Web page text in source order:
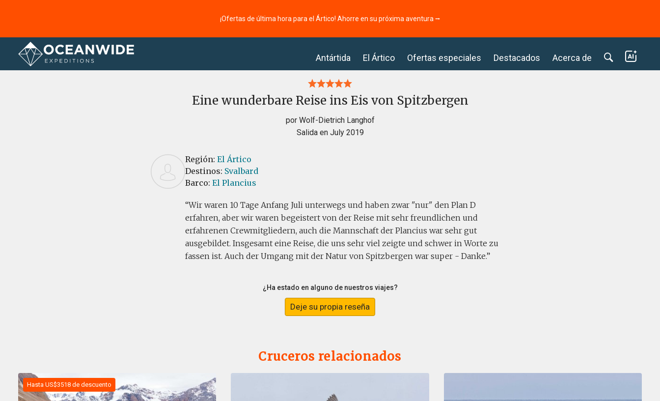
¡Ofertas de última hora para el Ártico! Ahorre en su próxima aventura ⭢
Antártida El Ártico Ofertas especiales Destacados Acerca de
Página principal Reseñas
Eine wunderbare Reise ins Eis von Spitzbergen
por Wolf-Dietrich Langhof
Salida en July 2019
Región: El Ártico
Destinos: Svalbard
Barco: El Plancius
Wir waren 10 Tage Anfang Juli unterwegs und haben zwar "nur" den Plan D
erfahren, aber wir waren begeistert von der Reise mit sehr freundlichen und
erfahrenen Crewmitgliedern, auch die Mannschaft der Plancius war sehr gut
ausgebildet. Insgesamt eine Reise, die uns sehr viel zeigte und schwer in Worte zu
fassen ist. Auch der Umgang mit der Natur von Spitzbergen war super - Danke.
¿Ha estado en alguno de nuestros viajes?
Deje su propia reseña
Cruceros relacionados
Hasta US$3518 de descuento